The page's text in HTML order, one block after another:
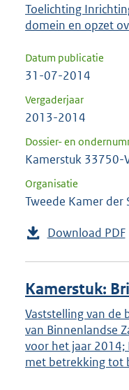
Toelichting
domein en opzet
Datum publicatie
31-07-2014
Vergaderjaar
2013-2014
Dossier- en
Kamerstuk 33750-
Organisatie
Tweede Kamer der
Download PDF
Kamerstuk:
Vaststelling van de
van Binnenlandse
voor het jaar 2014;
met betrekking tot